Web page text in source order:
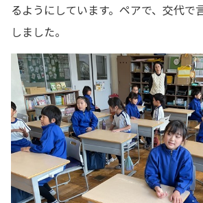
るようにしています。ペアで、交代で
しました。